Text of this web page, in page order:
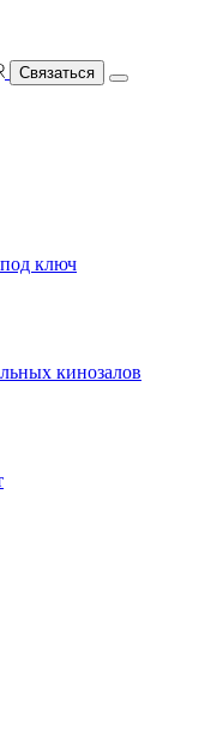
Связаться
ключ
кинозалов